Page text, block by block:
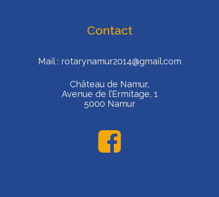
Contact
Mail : rotarynamur2014@gmail.com
Château de Namur,
Avenue de l’Ermitage, 1
5000 Namur